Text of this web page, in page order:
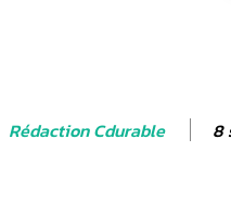
Rédaction Cdurable 8